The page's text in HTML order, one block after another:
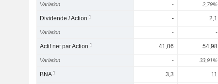
Variation - 2,79%
Dividende / Action1 - 2,1
Variation - -
Actif net par Action1 41,06 54,98
Variation - 33,91%
BNA1 3,3 11